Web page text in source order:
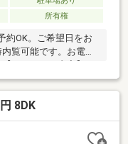
所有権
約OK。ご希望日をお
覧可能です。お電話
テムキッチン交換、
、洗面化粧台交換、
ョンフロア張替え、
火災警報器設置、照
8DK